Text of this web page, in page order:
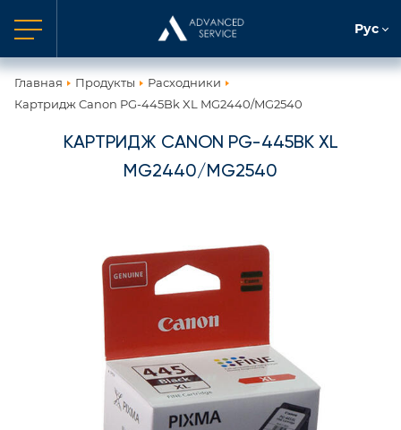
Рус
Главная Продукты
Расходники
Картридж Canon PG-445Bk XL MG2440/MG2540
КАРТРИДЖ CANON PG-445BK XL
MG2440/MG2540